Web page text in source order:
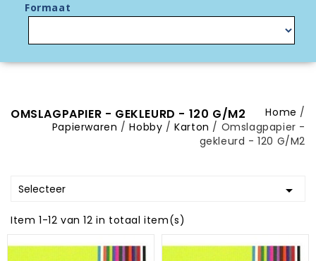
Formaat
OMSLAGPAPIER - GEKLEURD - 120 G/M2
Home
Papierwaren
Hobby Karton
Omslagpapier -
gekleurd - 120 G/M2
Selecteer 
Item 1-12 van 12 in totaal item(s)